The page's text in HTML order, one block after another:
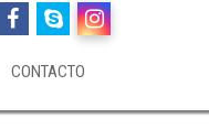
CONTACTO